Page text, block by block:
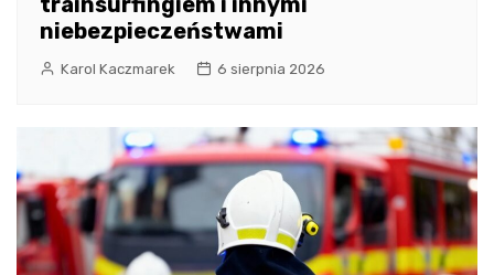
niebezpieczeństwami
Karol Kaczmarek 6 sierpnia 2026